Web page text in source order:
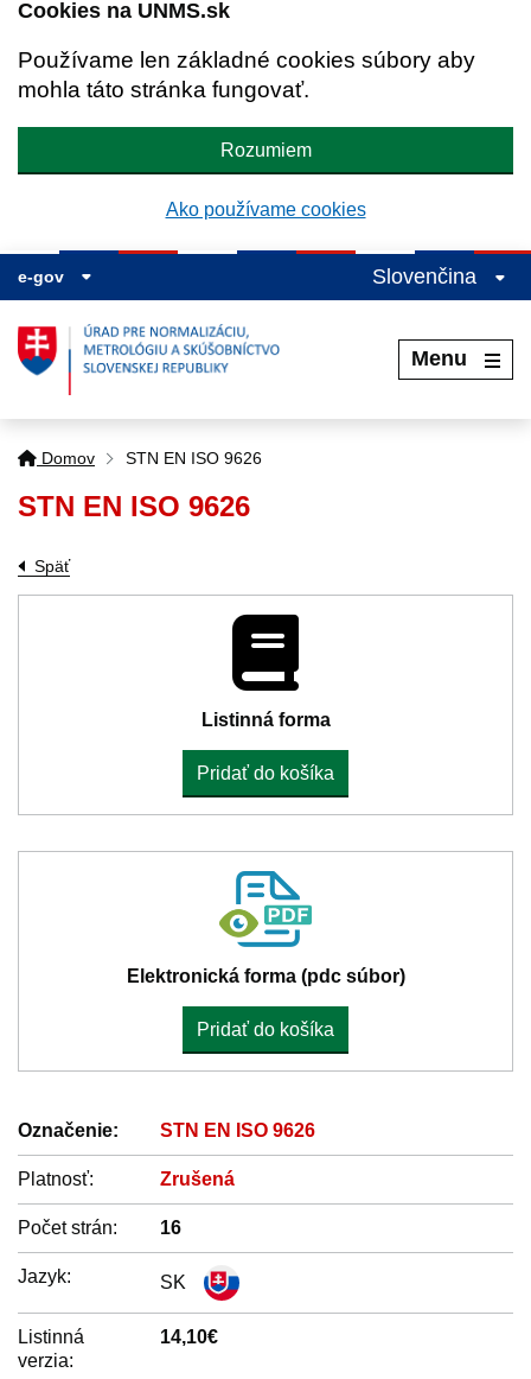
Cookies na UNMS.sk
Používame len základné cookies súbory aby
mohla táto stránka fungovať.
Rozumiem
Ako používame cookies
e-gov Slovenčina
Menu
Domov STN EN ISO 9626
STN EN ISO 9626
Späť
Listinná forma
Pridať do košíka
Elektronická forma (pdc súbor)
Pridať do košíka
Označenie: STN EN ISO 9626
Platnosť: Zrušená
Počet strán: 16
Jazyk: SK
Listinná
verzia:
14,10€